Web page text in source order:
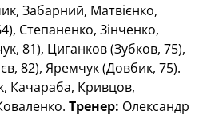
Забарний, Матвієнко,
Степаненко, Зінченко,
81), Циганков (Зубков, 75),
82), Яремчук (Довбик, 75).
Качараба, Кривцов,
Тренер: Олександр